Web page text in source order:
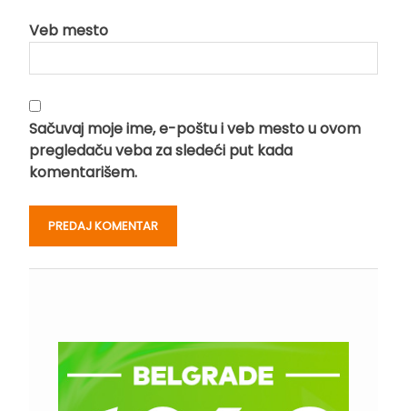
Veb mesto
Sačuvaj moje ime, e-poštu i veb mesto u ovom
pregledaču veba za sledeći put kada
komentarišem.